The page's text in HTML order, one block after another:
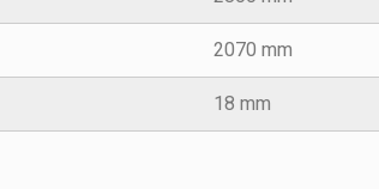
2070 mm
18 mm